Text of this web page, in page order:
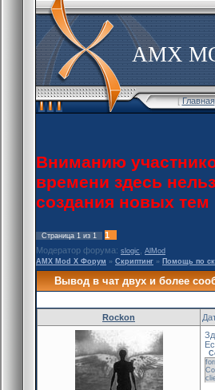
AMX
[Главная
Вниманию
времени здесь
создания новых
Страница 1 из 1
1
Модератор форума: slogic
AlMod
AMX Mod X Форум » Скриптинг » Помощь по
Вывод в чат двух и более
Rockon